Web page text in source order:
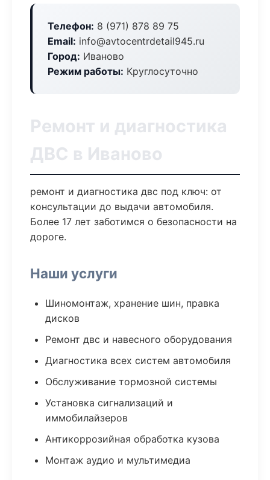
Телефон: 8 (971) 878 89 75
Email: info@avtocentrdetail945.ru
Город: Иваново
Режим работы: Круглосуточно
Ремонт и диагностика
ДВС в Иваново
ремонт и диагностика двс под ключ: от
консультации до выдачи автомобиля.
Более 17 лет заботимся о безопасности на
дороге.
Наши услуги
Шиномонтаж, хранение шин, правка
дисков
Ремонт двс и навесного оборудования
Диагностика всех систем автомобиля
Обслуживание тормозной системы
Установка сигнализаций и
иммобилайзеров
Антикоррозийная обработка кузова
Монтаж аудио и мультимедиа